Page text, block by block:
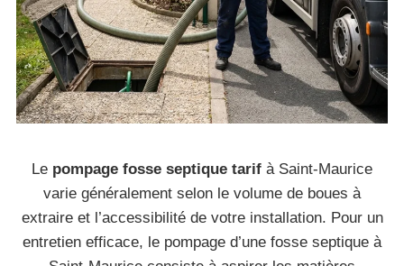
Le pompage fosse septique tarif à Saint-Maurice
varie généralement selon le volume de boues à
extraire et l’accessibilité de votre installation. Pour un
entretien efficace, le pompage d’une fosse septique à